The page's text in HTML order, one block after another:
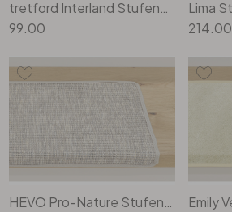
tretford Interland Stufenmatte 65 x 23 cm Stufenmatte Rechteckig in 632 graphit
99.00
214.00
HEVO Pro-Nature Stufenmatte Rechteckig Wunschmass in Cream